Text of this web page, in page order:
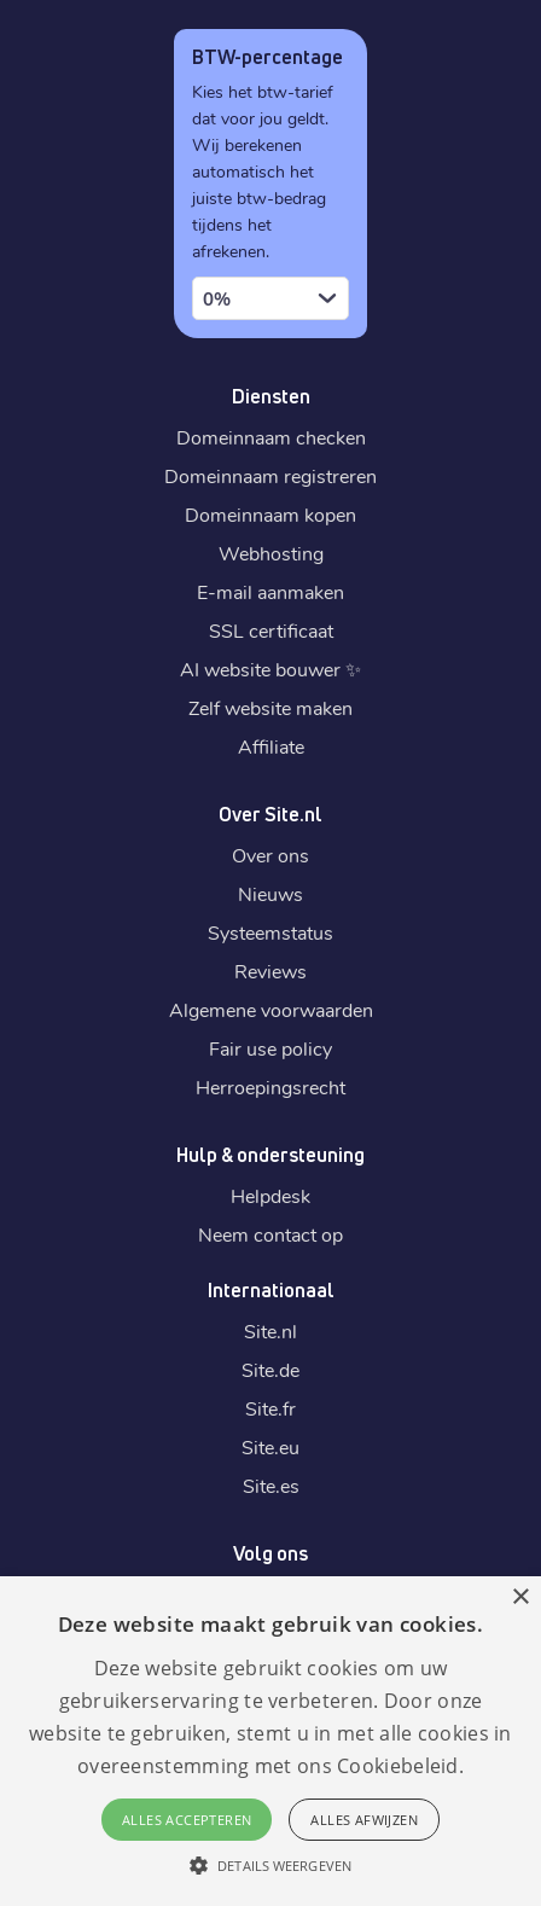
Taal:
Nederlands
GDPR
compliant
BTW-percentage
Kies het btw-tarief
dat voor jou geldt.
Wij berekenen
automatisch het
juiste btw-bedrag
tijdens het
afrekenen.
0%
Diensten
Domeinnaam checken
Domeinnaam registreren
Domeinnaam kopen
Webhosting
E-mail aanmaken
SSL certificaat
AI website bouwer✨
Zelf website maken
Affiliate
Over Site.nl
Over ons
Nieuws
Systeemstatus
Reviews
Algemene voorwaarden
Fair use policy
Herroepingsrecht
Hulp & ondersteuning
Helpdesk
Neem contact op
Internationaal
Site.nl
Site.de
Site.fr
Site.eu
Site.es
Volg ons
Wij accepteren
×
Deze website maakt gebruik van cookies.
Deze website gebruikt cookies om uw
gebruikerservaring te verbeteren. Door onze
website te gebruiken, stemt u in met alle cookies in
overeenstemming met ons Cookiebeleid.
ALLES ACCEPTEREN ALLES AFWIJZEN
DETAILS WEERGEVEN